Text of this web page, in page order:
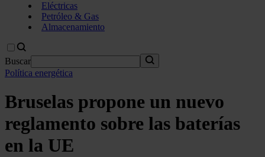
Eléctricas
Petróleo & Gas
Almacenamiento
Buscar
Política energética
Bruselas propone un nuevo
reglamento sobre las baterías
en la UE